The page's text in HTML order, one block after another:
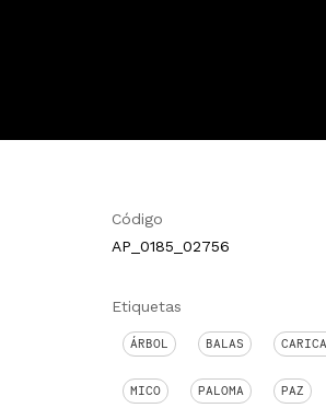
Código
AP_0185_02756
Etiquetas
ÁRBOL BALAS
MICO PALOMA PAZ